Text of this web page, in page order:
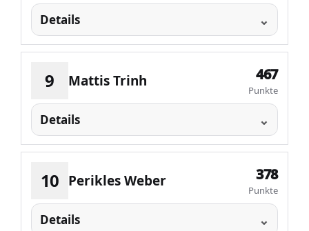
Details
9 Mattis Trinh 467
Punkte
Details
10 Perikles Weber 378
Punkte
Details